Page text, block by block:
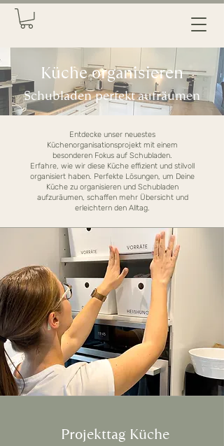
Küche organisieren
Schubladen perfekt aufräumen
Entdecke unser neuestes
Küchenorganisationsprojekt mit einem
besonderen Fokus auf Schubladen.
Erfahre, wie wir diese Küche effizient und stilvoll
organisiert haben. Perfekte Lösungen, um Deine
Küche zu organisieren und Schubladen
aufzuräumen, schaffen mehr Übersicht und
erleichtern den Alltag.
Projekttag Küche